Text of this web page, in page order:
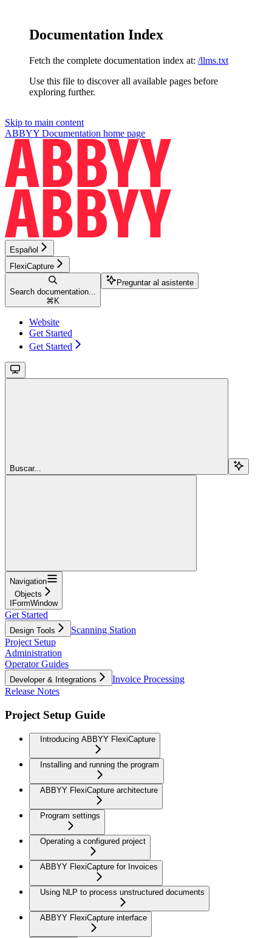
Documentation Index
Fetch the complete documentation index at: /llms.txt
Use this file to discover all available pages before
exploring further.
Skip to main content
ABBYY Documentation home page
Español
FlexiCapture
Search documentation...
⌘ K
Preguntar al asistente
Website
Get Started
Get Started
Buscar...
Navigation
Objects
IFormWindow
Get Started
Design Tools
Scanning Station
Project Setup
Administration
Operator Guides
Developer & Integrations
Invoice Processing
Release Notes
Project Setup Guide
Introducing ABBYY FlexiCapture
Installing and running the program
ABBYY FlexiCapture architecture
Program settings
Operating a configured project
ABBYY FlexiCapture for Invoices
Using NLP to process unstructured documents
ABBYY FlexiCapture interface